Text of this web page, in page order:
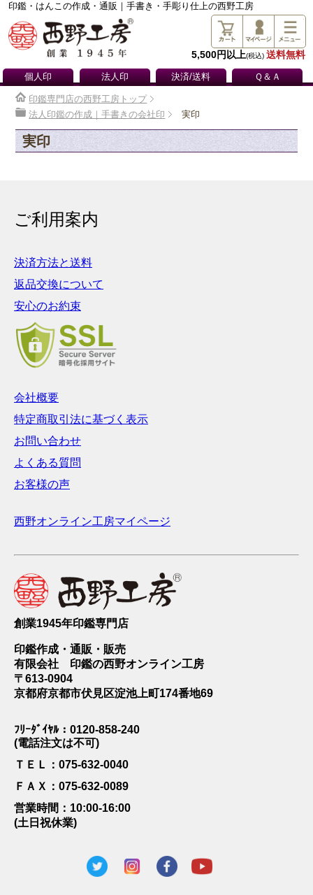
印鑑・はんこの作成・通販｜手書き・手彫り仕上の西野工房
5,500円以上(税込) 送料無料
個人印 法人印 決済/送料 Ｑ＆Ａ
印鑑専門店の西野工房トップ
法人印鑑の作成｜手書きの会社印
実印
実印
ご利用案内
決済方法と送料
返品交換について
安心のお約束
会社概要
特定商取引法に基づく表示
お問い合わせ
よくある質問
お客様の声
西野オンライン工房マイページ
創業1945年印鑑専門店
印鑑作成・通販・販売
有限会社 印鑑の西野オンライン工房
〒613-0904
京都府京都市伏見区淀池上町174番地69
ﾌﾘｰﾀﾞｲﾔﾙ：0120-858-240
(電話注文は不可)
ＴＥＬ：075-632-0040
ＦＡＸ：075-632-0089
営業時間：10:00-16:00
(土日祝休業)